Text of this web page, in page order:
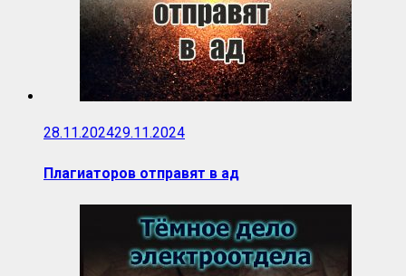
28.11.202429.11.2024
Плагиаторов отправят в ад